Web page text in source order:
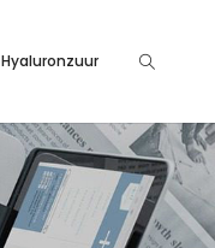
Hyaluronzuur